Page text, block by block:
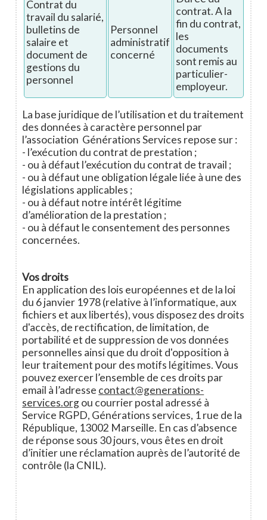
Contrat du
travail du salarié,
bulletins de
salaire et
document de
gestions du
personnel
Personnel
administratif
concerné
contrat. A la
fin du contrat,
les
documents
sont remis au
particulier-
employeur.
La base juridique de l’utilisation et du traitement
des données à caractère personnel par
l’association Générations Services repose sur :
- l’exécution du contrat de prestation ;
- ou à défaut l’exécution du contrat de travail ;
- ou à défaut une obligation légale liée à une des
législations applicables ;
- ou à défaut notre intérêt légitime
d’amélioration de la prestation ;
- ou à défaut le consentement des personnes
concernées.
Vos droits
En application des lois européennes et de la loi
du 6 janvier 1978 (relative à l’informatique, aux
fichiers et aux libertés), vous disposez des droits
d'accès, de rectification, de limitation, de
portabilité et de suppression de vos données
personnelles ainsi que du droit d'opposition à
leur traitement pour des motifs légitimes. Vous
pouvez exercer l’ensemble de ces droits par
email à l’adresse contact@generations-
services.orgou courrier postal adressé à
Service RGPD, Générations services, 1 rue de la
République, 13002 Marseille. En cas d’absence
de réponse sous 30 jours, vous êtes en droit
d’initier une réclamation auprès de l’autorité de
contrôle (la CNIL).